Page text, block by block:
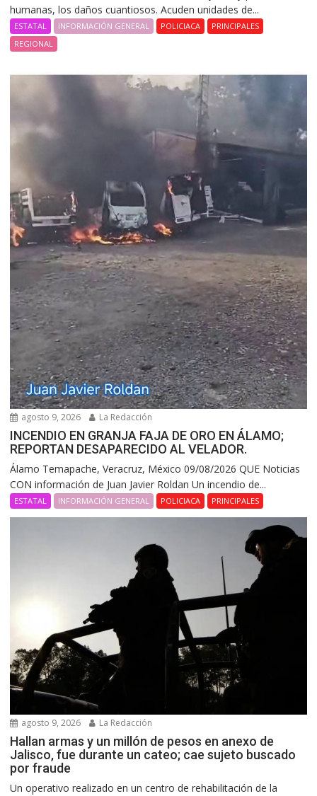
humanas, los daños cuantiosos. Acuden unidades de...
ESTATAL INFORMACIÓN GENERAL POLICIACA
PRINCIPALES
REGIONAL
agosto 9, 2026 La Redacción
INCENDIO EN GRANJA FAJA DE ORO EN ÁLAMO;
REPORTAN DESAPARECIDO AL VELADOR.
Álamo Temapache, Veracruz, México 09/08/2026 QUE Noticias
CON información de Juan Javier Roldan Un incendio de...
ESTATAL INFORMACIÓN GENERAL POLICIACA PRINCIPALES
agosto 9, 2026 La Redacción
Hallan armas y un millón de pesos en anexo de
Jalisco, fue durante un cateo; cae sujeto buscado
por fraude
Un operativo realizado en un centro de rehabilitación de la